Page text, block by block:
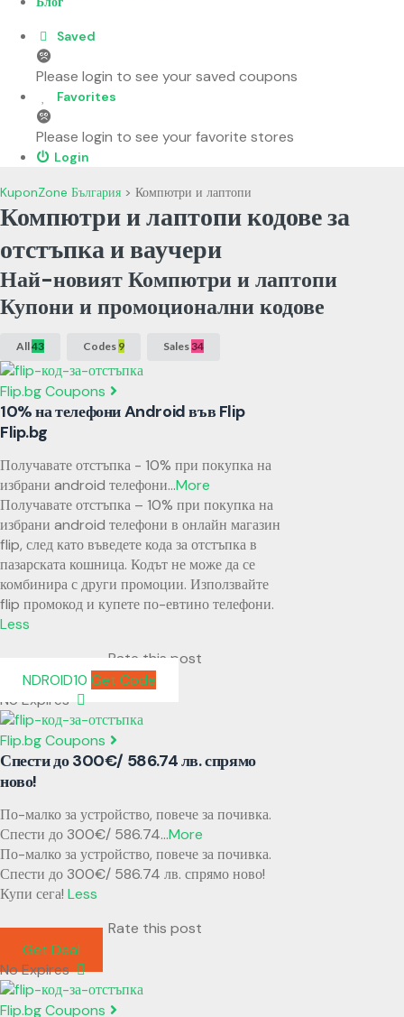
Saved
Please login to see your saved coupons
Favorites
Please login to see your favorite stores
Login
KuponZone България > Компютри и лаптопи
Компютри и лаптопи кодове за
отстъпка и ваучери
Най-новият Компютри и лаптопи
Купони и промоционални кодове
All43 Codes 9 Sales34
Flip.bg Coupons
10% на телефони Android във Flip
Flip.bg
Получавате отстъпка - 10% при покупка на
избрани android телефони...More
Получавате отстъпка – 10% при покупка на
избрани android телефони в онлайн магазин
flip, след като въведете кода за отстъпка в
пазарската кошница. Кодът не може да се
комбинира с други промоции. Използвайте
flip промокод и купете по-евтино телефони.
Less
Rate this post
NDROID10 Get Code
No Expires
Flip.bg Coupons
Спести до 300€/ 586.74 лв. спрямо
ново!
По-малко за устройство, повече за почивка.
Спести до 300€/ 586.74...More
По-малко за устройство, повече за почивка.
Спести до 300€/ 586.74 лв. спрямо ново!
Купи сега! Less
Rate this post
Get Deal
No Expires
Flip.bg Coupons